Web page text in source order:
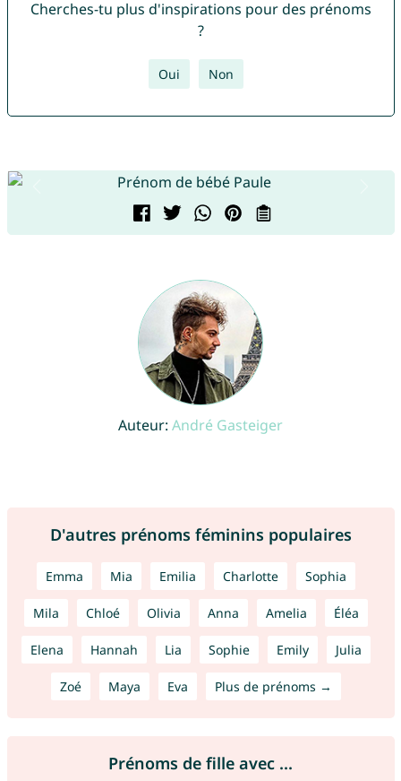
Cherches-tu plus d'inspirations pour des prénoms
?
Oui Non
Auteur: André Gasteiger
D'autres prénoms féminins populaires
Emma Mia Emilia Charlotte Sophia
Mila Chloé Olivia Anna Amelia Éléa
Elena Hannah Lia Sophie Emily Julia
Zoé Maya Eva Plus de prénoms →
Prénoms de fille avec ...